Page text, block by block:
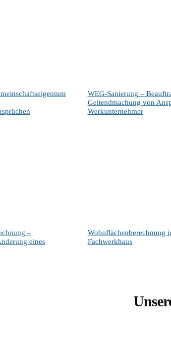
WEG-Sanierung –
Geltendmachung von
Werkunternehmer
–
eines
Wohnflächenberechnung
Fachwerkhaus